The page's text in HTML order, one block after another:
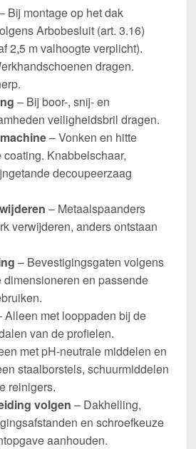
Bij montage op het dak
Arbobesluit (art. 3.16)
2,5 m valhoogte verplicht).
dragen.
– Bij boor-, snij- en
veiligheidsbril dragen.
– Vonken en hitte
Knabbelschaar,
decoupeerzaag
– Metaalspaanders
verwijderen, anders ontstaan
– Bevestigingsgaten volgens
en passende
Alleen met looppaden bij de
van de profielen.
met pH-neutrale middelen en
staalborstels, schuurmiddelen
reinigers.
volgen – Dakhelling,
en schroefkeuze
aanhouden.